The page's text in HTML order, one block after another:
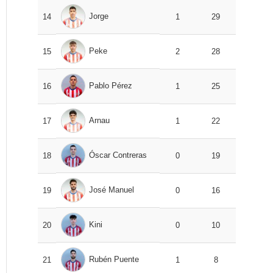
14 Jorge 1 29
15 Peke 2 28
16 Pablo Pérez 1 25
17 Arnau 1 22
18 Óscar Contreras 0 19
19 José Manuel 0 16
20 Kini 0 10
21 Rubén Puente 1 8